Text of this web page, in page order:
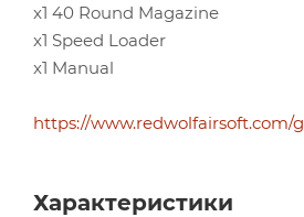
x1 40 Round Magazine
x1 Speed Loader
x1 Manual
https://
Характеристики